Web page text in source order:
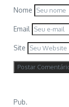
Nome
Email
Site
Pub.